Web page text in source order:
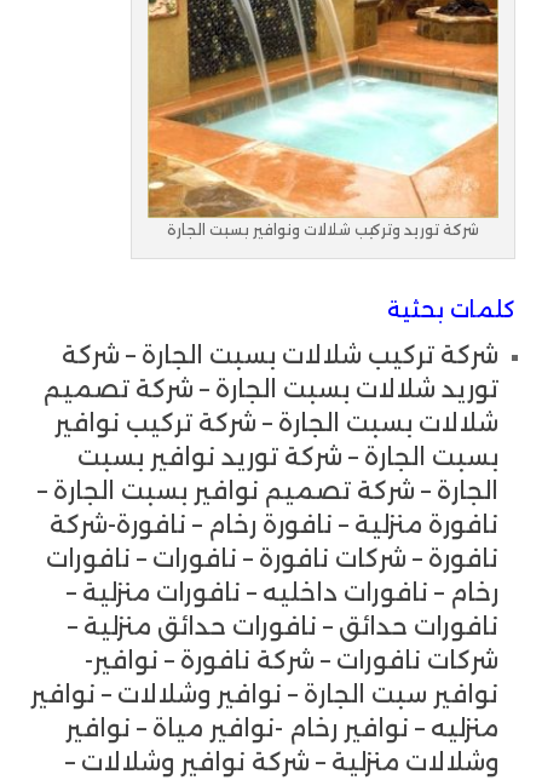
شركة توريد وتركيب شلالات ونوافير بسبت الجارة
كلمات بحثية
شركة تركيب شلالات بسبت الجارة – شركة
توريد شلالات بسبت الجارة – شركة تصميم
شلالات بسبت الجارة – شركة تركيب نوافير
بسبت الجارة – شركة توريد نوافير بسبت
الجارة – شركة تصميم نوافير بسبت الجارة –
نافورة منزلية – نافورة رخام – نافورة-شركة
نافورة – شركات نافورة – نافورات – نافورات
رخام – نافورات داخليه – نافورات منزلية –
نافورات حدائق – نافورات حدائق منزلية –
شركات نافورات – شركة نافورة – نوافير-
نوافير سبت الجارة – نوافير وشلالات – نوافير
منزليه – نوافير رخام -نوافير مياة – نوافير
وشلالات منزلية – شركة نوافير وشلالات –